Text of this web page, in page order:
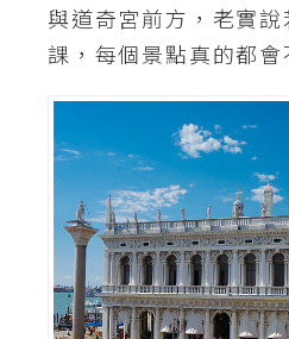
與道奇宮前方，老實
課，每個景點真的都會